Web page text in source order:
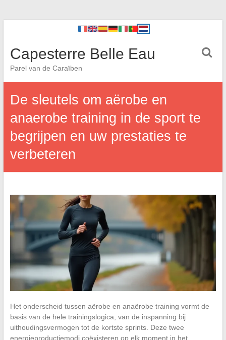
Capesterre Belle Eau
Parel van de Caraïben
De sleutels om aërobe en
anaerobe training in de sport te
begrijpen en uw prestaties te
verbeteren
Het onderscheid tussen aërobe en anaërobe training vormt de
basis van de hele trainingslogica, van de inspanning bij
uithoudingsvermogen tot de kortste sprints. Deze twee
energieproductiemodi coëxisteren op elk moment in het